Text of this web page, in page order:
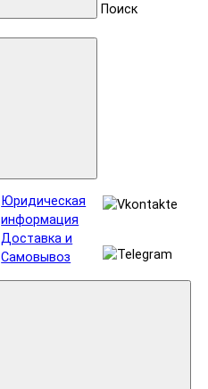
Поиск
Юридическая
информация
Доставка и
Самовывоз